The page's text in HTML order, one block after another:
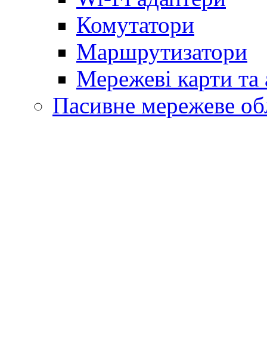
Комутатори
Маршрутизатори
Мережеві карти та
Пасивне мережеве